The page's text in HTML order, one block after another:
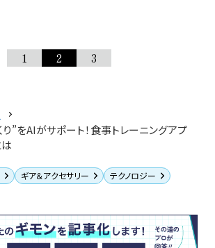
1 2 3
”をAIがサポート！食事トレーニングアプ
ギア＆アクセサリー
テクノロジー